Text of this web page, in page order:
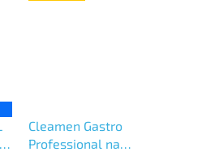
Cleamen Gastro
Professional na